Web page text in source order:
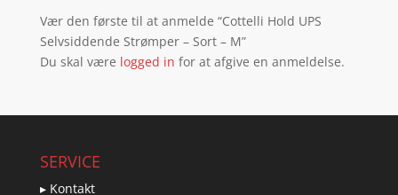
Vær den første til at anmelde “Cottelli Hold UPS
Selvsiddende Strømper – Sort – M”
Du skal være logged in for at afgive en anmeldelse.
SERVICE
▸ Kontakt